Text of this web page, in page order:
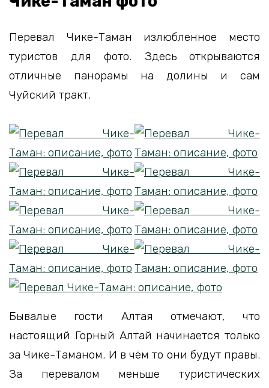
Перевал Чике-Таман излюбленное место
туристов для фото. Здесь открываются
отличные панорамы на долины и сам
Чуйский тракт.
Бывалые гости Алтая отмечают, что
настоящий Горный Алтай начинается только
за Чике-Таманом. И в чём то они будут правы.
За перевалом меньше туристических